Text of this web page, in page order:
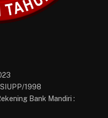
1998
Bank Mandiri :